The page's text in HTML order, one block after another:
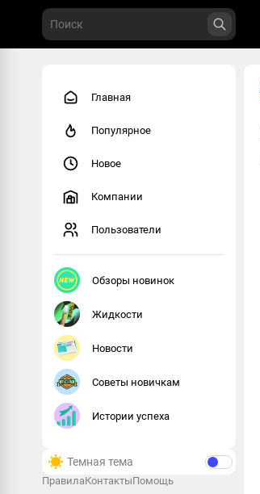
Главная
Популярное
Новое
Компании
Пользователи
Обзоры новинок
Жидкости
Новости
Советы новичкам
Истории успеха
Темная тема
ПравилаКонтактыПомощь